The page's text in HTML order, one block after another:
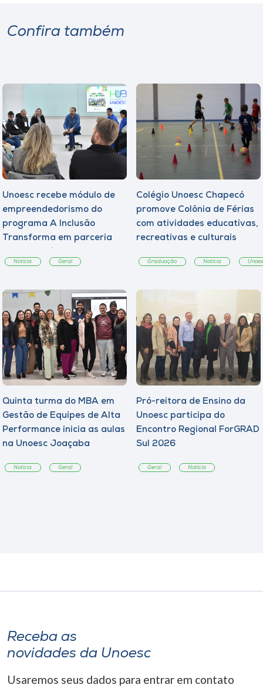
Confira também
Unoesc recebe módulo de
empreendedorismo do
programa A Inclusão
Transforma em parceria
Notícia Geral
Colégio Unoesc Chapecó
promove Colônia de Férias
com atividades educativas,
recreativas e culturais
Graduação Notícia
Quinta turma do MBA em
Gestão de Equipes de Alta
Performance inicia as aulas
na Unoesc Joaçaba
Notícia Geral
Pró-reitora de Ensino da
Unoesc participa do
Encontro Regional ForGRAD
Sul 2026
Geral Notícia
Receba as
novidades da Unoesc
Usaremos seus dados para entrar em contato